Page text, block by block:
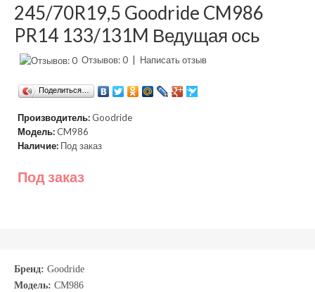
245/70R19,5 Goodride CM986
PR14 133/131M Ведущая ось
Отзывов: 0 Написать отзыв
Поделиться…
Производитель:Goodride
Модель:CM986
Наличие: Под заказ
Под заказ
Бренд: Goodride
Модель: CM986